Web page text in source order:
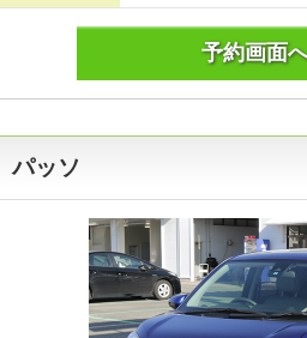
予約画面
パッソ